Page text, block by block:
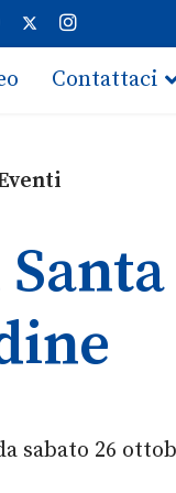
Contattaci
sabato 26